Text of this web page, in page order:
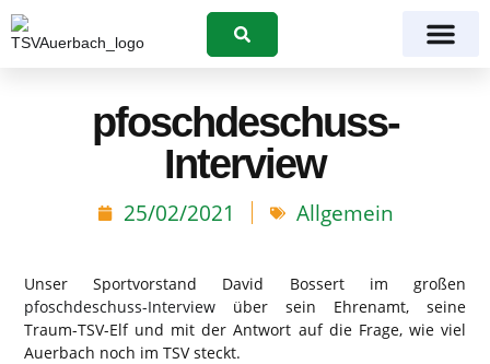
Suchen
pfoschdeschuss-
Interview
25/02/2021 Allgemein
Unser Sportvorstand David Bossert im großen
pfoschdeschuss-Interview über sein Ehrenamt, seine
Traum-TSV-Elf und mit der Antwort auf die Frage, wie viel
Auerbach noch im TSV steckt.